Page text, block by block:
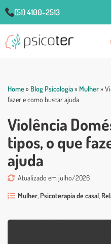
(51) 4100-2513
Home» Blog Psicologia» Mulher»
fazer e como buscar ajuda
Violência
tipos, o que
ajuda
Atualizado em julho/2026
Mulher Psicoterapia de casal